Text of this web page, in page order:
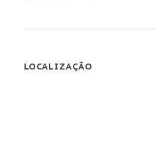
LOCALIZAÇÃO